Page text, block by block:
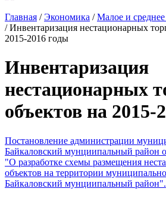
Главная /Экономика /Малое и
/Инвентаризация нестационарных
2015-2016 годы
Инвентаризация
нестационарных
объектов на 2015-
Постановление администрации
Байкаловский мунциипальный район
"О разработке схемы размещения
объектов на территории
Байкаловский мунциипальный район".